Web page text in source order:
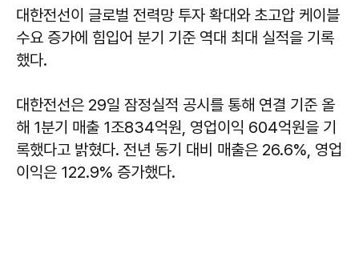
대한전선이 글로벌 전력망 투자 확대와 초고압 케이블
수요 증가에 힘입어 분기 기준 역대 최대 실적을 기록
했다.
대한전선은 29일 잠정실적 공시를 통해 연결 기준 올
해 1분기 매출 1조834억원, 영업이익 604억원을 기
록했다고 밝혔다. 전년 동기 대비 매출은 26.6%, 영업
이익은 122.9% 증가했다.